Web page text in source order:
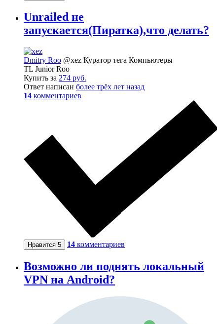
Unrailed не
запускается(Пиратка),что делать?
Dmitry Roo @xez Куратор тега Компьютеры
TL Junior Roo
Купить за 274 pуб.
Ответ написан более трёх лет назад
14 комментариев
Нравится 5 14 комментариев
Возможно ли поднять локальный
VPN на Android?